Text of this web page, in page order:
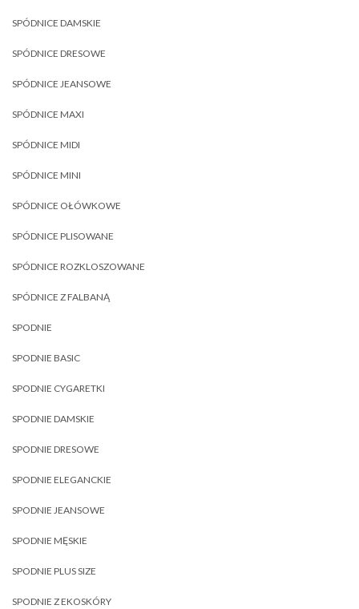
SPÓDNICE DAMSKIE
SPÓDNICE DRESOWE
SPÓDNICE JEANSOWE
SPÓDNICE MAXI
SPÓDNICE MIDI
SPÓDNICE MINI
SPÓDNICE OŁÓWKOWE
SPÓDNICE PLISOWANE
SPÓDNICE ROZKLOSZOWANE
SPÓDNICE Z FALBANĄ
SPODNIE
SPODNIE BASIC
SPODNIE CYGARETKI
SPODNIE DAMSKIE
SPODNIE DRESOWE
SPODNIE ELEGANCKIE
SPODNIE JEANSOWE
SPODNIE MĘSKIE
SPODNIE PLUS SIZE
SPODNIE Z EKOSKÓRY